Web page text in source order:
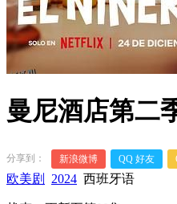
曼尼酒店第二
分享到： 新浪微博 QQ 好友
欧美剧 2024 西班牙语